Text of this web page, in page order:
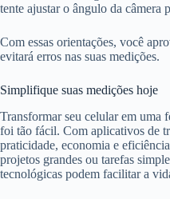
tente ajustar o ângulo da câmera
Com essas orientações, você
evitará erros nas suas medições.
Simplifique suas medições hoje
Transformar seu celular em uma
foi tão fácil. Com aplicativos de
praticidade, economia e
projetos grandes ou tarefas
tecnológicas podem facilitar a